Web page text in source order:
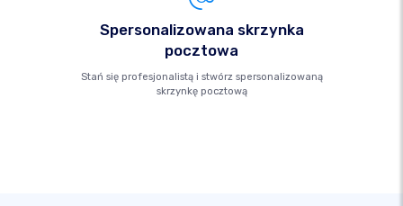
Spersonalizowana skrzynka
pocztowa
Stań się profesjonalistą i stwórz spersonalizowaną
skrzynkę pocztową